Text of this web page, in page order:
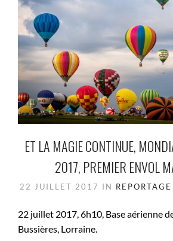
ET LA MAGIE CONTINUE,
2017, PREMIER ENVOL
22 JUILLET 2017 IN REPORTAGE
22 juillet 2017, 6h10, Base aérienne
Bussières, Lorraine.